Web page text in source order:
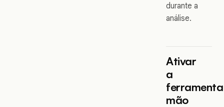
durante a
análise.
Ativar
a
ferramenta
mão